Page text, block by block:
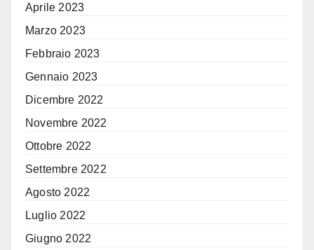
Aprile 2023
Marzo 2023
Febbraio 2023
Gennaio 2023
Dicembre 2022
Novembre 2022
Ottobre 2022
Settembre 2022
Agosto 2022
Luglio 2022
Giugno 2022